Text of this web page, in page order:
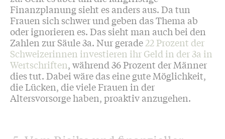
Finanzplanung sieht es anders aus. Da tun
Frauen sich schwer und geben das Thema ab
oder ignorieren es. Das sieht man auch bei den
Zahlen zur Säule 3a. Nur gerade22 Prozent der
Schweizerinnen investieren ihr Geld in der 3a in
Wertschriften, während 36 Prozent der Männer
dies tut. Dabei wäre das eine gute Möglichkeit,
die Lücken, die viele Frauen in der
Altersvorsorge haben, proaktiv anzugehen.